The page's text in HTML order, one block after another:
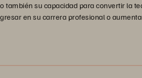
también su capacidad para convertir la
en su carrera profesional o